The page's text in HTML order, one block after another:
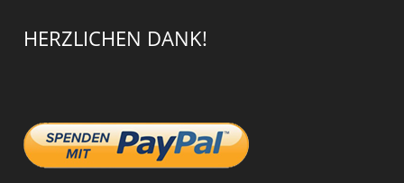
HERZLICHEN DANK!